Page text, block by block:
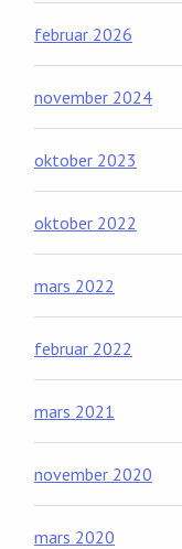
februar 2026
november 2024
oktober 2023
oktober 2022
mars 2022
februar 2022
mars 2021
november 2020
mars 2020